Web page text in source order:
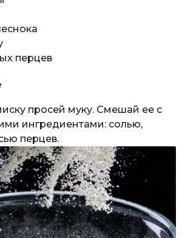
перцев
просей муку. Смешай ее с
ингредиентами: солью,
перцев.